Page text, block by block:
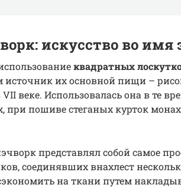
искусство во имя
квадратных
их основной пищи –
веке. Использовалась она в те
при пошиве стеганых курток
представлял собой самое
соединявших внахлест
на ткани путем